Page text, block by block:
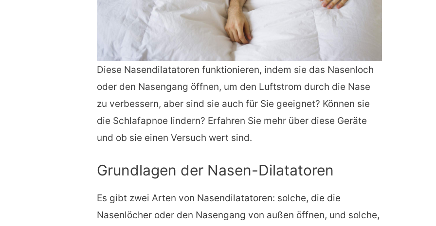
Diese Nasendilatatoren funktionieren, indem sie das Nasenloch
oder den Nasengang öffnen, um den Luftstrom durch die Nase
zu verbessern, aber sind sie auch für Sie geeignet? Können sie
die Schlafapnoe lindern? Erfahren Sie mehr über diese Geräte
und ob sie einen Versuch wert sind.
Grundlagen der Nasen-Dilatatoren
Es gibt zwei Arten von Nasendilatatoren: solche, die die
Nasenlöcher oder den Nasengang von außen öffnen, und solche,